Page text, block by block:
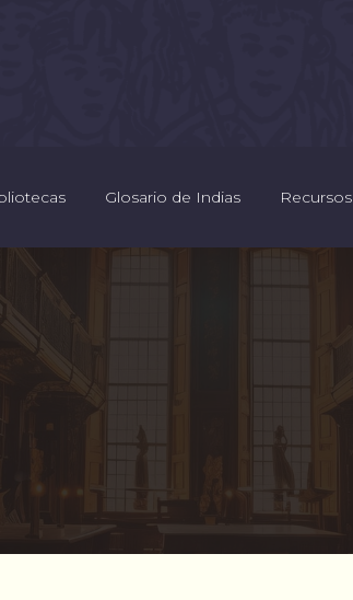
Glosario de Indias Recursos